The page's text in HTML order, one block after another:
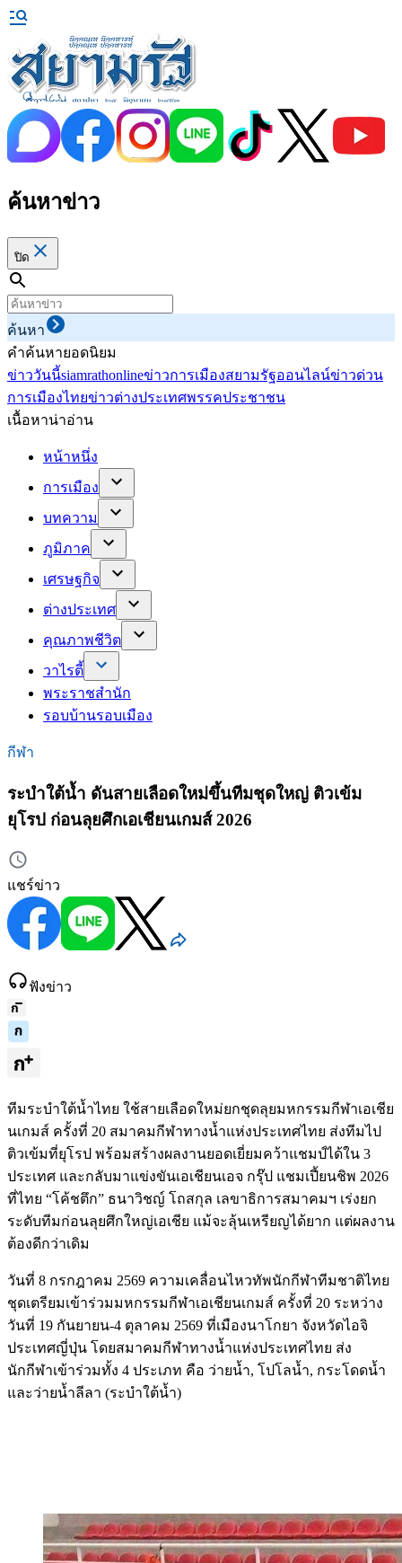
ค้นหาข่าว
ปิด
ค้นหา
คำค้นหายอดนิยม
ข่าววันนี้siamrathonlineข่าวการเมืองสยามรัฐออนไลน์ข่าวด่วน
การเมืองไทยข่าวต่างประเทศพรรคประชาชน
เนื้อหาน่าอ่าน
หน้าหนึ่ง
การเมือง
บทความ
ภูมิภาค
เศรษฐกิจ
ต่างประเทศ
คุณภาพชีวิต
วาไรตี้
พระราชสำนัก
รอบบ้านรอบเมือง
กีฬา
ระบำใต้น้ำ ดันสายเลือดใหม่ขึ้นทีมชุดใหญ่ ติวเข้ม
ยุโรป ก่อนลุยศึกเอเชียนเกมส์ 2026
แชร์ข่าว
ฟังข่าว
ทีมระบำใต้น้ำไทย ใช้สายเลือดใหม่ยกชุดลุยมหกรรมกีฬาเอเชีย
นเกมส์ ครั้งที่ 20 สมาคมกีฬาทางน้ำแห่งประเทศไทย ส่งทีมไป
ติวเข้มที่ยุโรป พร้อมสร้างผลงานยอดเยี่ยมคว้าแชมป์ได้ใน 3
ประเทศ และกลับมาแข่งขันเอเชียนเอจ กรุ๊ป แชมเปี้ยนชิพ 2026
ที่ไทย “โค้ชตึก” ธนาวิชญ์ โถสกุล เลขาธิการสมาคมฯ เร่งยก
ระดับทีมก่อนลุยศึกใหญ่เอเชีย แม้จะลุ้นเหรียญได้ยาก แต่ผลงาน
ต้องดีกว่าเดิม
วันที่ 8 กรกฎาคม 2569 ความเคลื่อนไหวทัพนักกีฬาทีมชาติไทย
ชุดเตรียมเข้าร่วมมหกรรมกีฬาเอเชียนเกมส์ ครั้งที่ 20 ระหว่าง
วันที่ 19 กันยายน-4 ตุลาคม 2569 ที่เมืองนาโกยา จังหวัดไอจิ
ประเทศญี่ปุ่น โดยสมาคมกีฬาทางน้ำแห่งประเทศไทย ส่ง
นักกีฬาเข้าร่วมทั้ง 4 ประเภท คือ ว่ายน้ำ, โปโลน้ำ, กระโดดน้ำ
และว่ายน้ำลีลา (ระบำใต้น้ำ)